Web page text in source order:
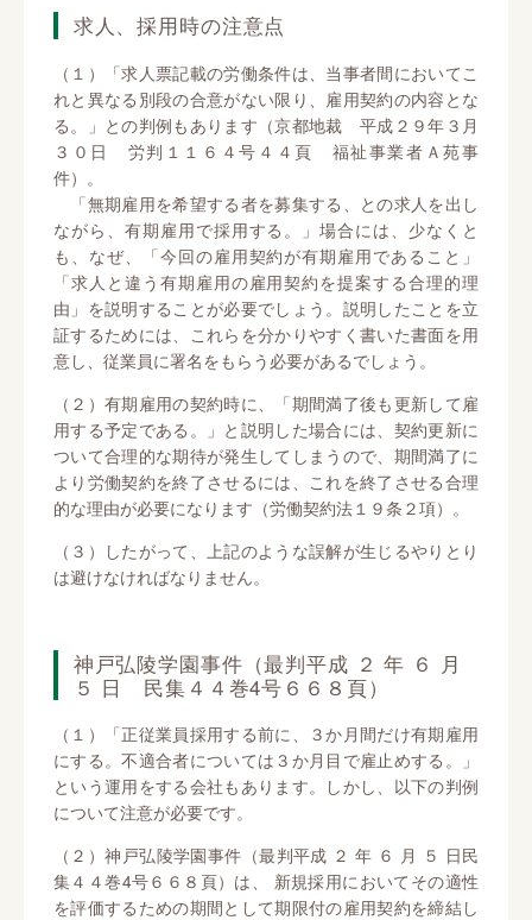
求人、採用時の注意点
（１）「求人票記載の労働条件は、当事者間においてこ
れと異なる別段の合意がない限り、雇用契約の内容とな
る。」との判例もあります（京都地裁 平成２９年３月
３０日 労判１１６４号４４頁 福祉事業者Ａ苑事
件）。
「無期雇用を希望する者を募集する、との求人を出し
ながら、有期雇用で採用する。」場合には、少なくと
も、なぜ、「今回の雇用契約が有期雇用であること」
「求人と違う有期雇用の雇用契約を提案する合理的理
由」を説明することが必要でしょう。説明したことを立
証するためには、これらを分かりやすく書いた書面を用
意し、従業員に署名をもらう必要があるでしょう。
（２）有期雇用の契約時に、「期間満了後も更新して雇
用する予定である。」と説明した場合には、契約更新に
ついて合理的な期待が発生してしまうので、期間満了に
より労働契約を終了させるには、これを終了させる合理
的な理由が必要になります（労働契約法１９条２項）。
（３）したがって、上記のような誤解が生じるやりとり
は避けなければなりません。
神戸弘陵学園事件（最判平成 ２ 年 ６ 月
５ 日 民集４４巻4号６６８頁）
（１）「正従業員採用する前に、３か月間だけ有期雇用
にする。不適合者については３か月目で雇止めする。」
という運用をする会社もあります。しかし、以下の判例
について注意が必要です。
（２）神戸弘陵学園事件（最判平成 ２ 年 ６ 月 ５ 日民
集４４巻4号６６８頁）は、 新規採用においてその適性
を評価するための期間として期限付の雇用契約を締結し